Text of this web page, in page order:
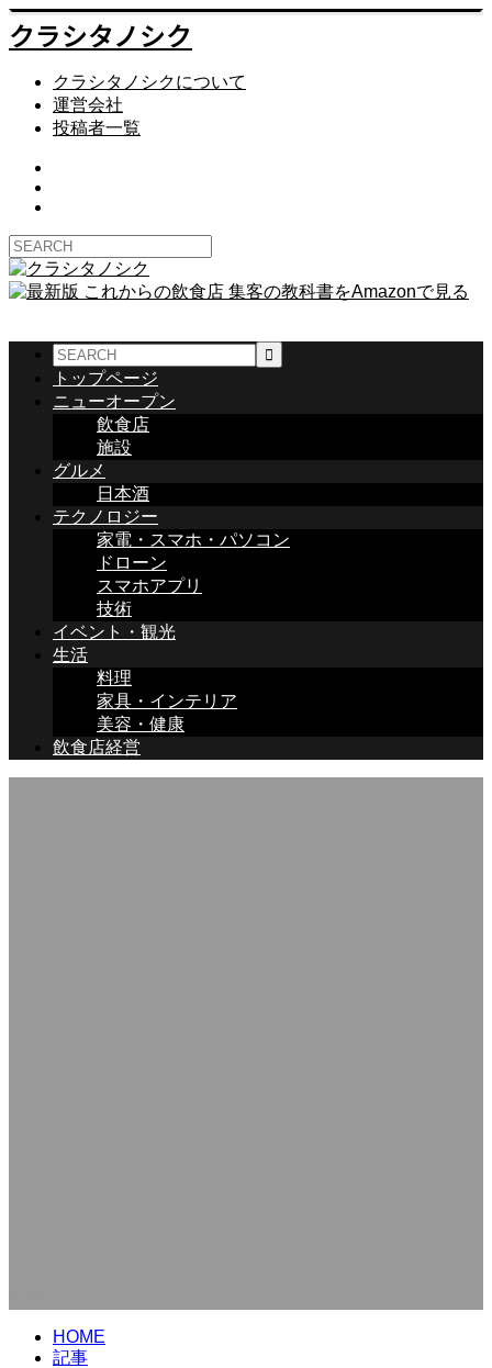
クラシタノシク
クラシタノシクについて
運営会社
投稿者一覧
トップページ
ニューオープン
飲食店
施設
グルメ
日本酒
テクノロジー
家電・スマホ・パソコン
ドローン
スマホアプリ
技術
イベント・観光
生活
料理
家具・インテリア
美容・健康
飲食店経営
HOME
記事